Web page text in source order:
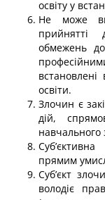
освіту у
Не може
прийнятті
обмежень
освіти.
Злочин є
дій,
навчального
прямим
Суб’єкт
володіє